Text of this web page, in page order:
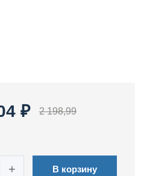
₽ 2 198,99
+ В корзину